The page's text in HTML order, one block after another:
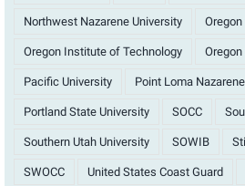
Northwest Nazarene University Oregon
Oregon Institute of Technology
Pacific University Point Loma
Portland State University SOCC
Southern Utah University SOWIB
SWOCC United States Coast Guard